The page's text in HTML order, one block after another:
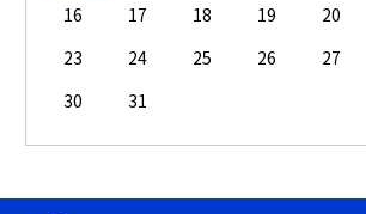
16
17 18 19 20
23
24 25 26 27
30
31